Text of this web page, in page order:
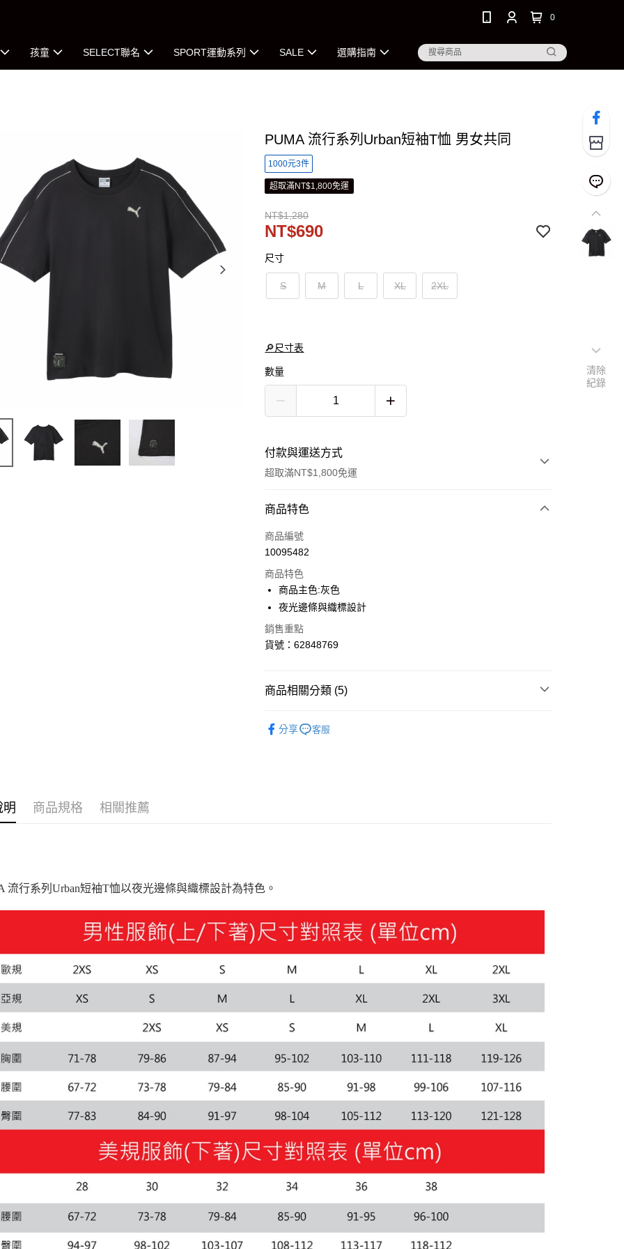
0
孩童 SELECT聯名 SPORT運動系列 SALE 選購指南
PUMA 流行系列Urban短袖T恤 男女共同
1000元3件
超取滿NT$1,800免運
NT$1,280
NT$690
尺寸
S M L XL 2XL
🔎尺寸表
數量
付款與運送方式
超取滿NT$1,800免運
付款方式
信用卡一次付款
Apple Pay
街口支付
悠遊付
貨到付款
運送方式
宅配貨到付款(離島恕不配送)
每筆NT$180
商品特色
商品編號
10095482
商品特色
商品主色:灰色
夜光邊條與織標設計
銷售重點
貨號：62848769
商品相關分類 (5)
分享 客服
明 商品規格 相關推薦
流行系列Urban短袖T恤以夜光邊條與織標設計為特色。
清除
紀錄